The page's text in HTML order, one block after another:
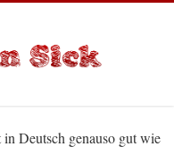
in Deutsch genauso gut wie